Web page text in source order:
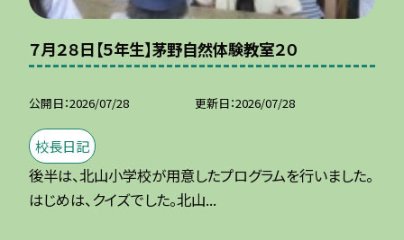
７月２８日【５年生】茅野自然体験教室２０
公開日 2026/07/28 更新日 2026/07/28
校長日記
後半は、北山小学校が用意したプログラムを行いました。
はじめは、クイズでした。北山...